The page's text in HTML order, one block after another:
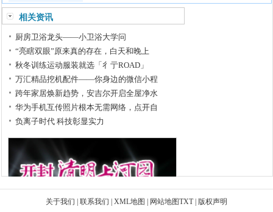
相关资讯
厨房卫浴龙头——小卫浴大学问
“亮瞎双眼”原来真的存在，白天和晚上
秋冬训练运动服装就选「彳亍ROAD」
万汇精品挖机配件——你身边的微信小程
跨年家居焕新趋势，安吉尔开启全屋净水
华为手机互传照片根本无需网络，点开自
负离子时代 科技彰显实力
关于我们 联系我们 XML地图 网站地图TXT| 版权声明